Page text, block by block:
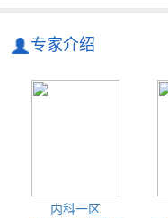
专家介绍
内科一区